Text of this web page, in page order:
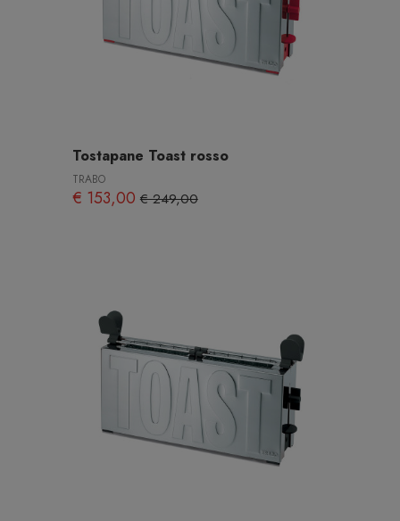
Tostapane Toast rosso
TRABO
€ 153,00€ 249,00